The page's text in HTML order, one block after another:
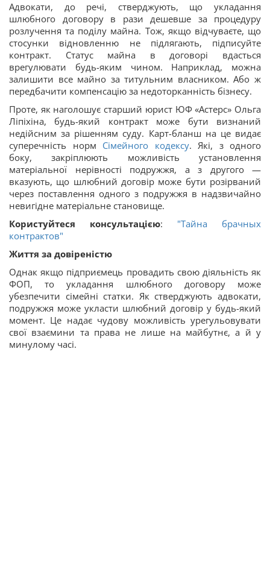
Адвокати, до речі, стверджують, що укладання
шлюбного договору в рази дешевше за процедуру
розлучення та поділу майна. Тож, якщо відчуваєте, що
стосунки відновленню не підлягають, підписуйте
контракт. Статус майна в договорі вдасться
врегулювати будь-яким чином. Наприклад, можна
залишити все майно за титульним власником. Або ж
передбачити компенсацію за недоторканність бізнесу.
Проте, як наголошує старший юрист ЮФ «Астерс» Ольга
Ліпіхіна, будь-який контракт може бути визнаний
недійсним за рішенням суду. Карт-бланш на це видає
суперечність норм Сімейного кодексу. Які, з одного
боку, закріплюють можливість установлення
матеріальної нерівності подружжя, а з другого —
вказують, що шлюбний договір може бути розірваний
через поставлення одного з подружжя в надзвичайно
невигідне матеріальне становище.
Користуйтеся консультацією: "Тайна брачных
контрактов"
Життя за довіреністю
Однак якщо підприємець провадить свою діяльність як
ФОП, то укладання шлюбного договору може
убезпечити сімейні статки. Як стверджують адвокати,
подружжя може укласти шлюбний договір у будь-який
момент. Це надає чудову можливість урегульовувати
свої взаємини та права не лише на майбутнє, а й у
минулому часі.